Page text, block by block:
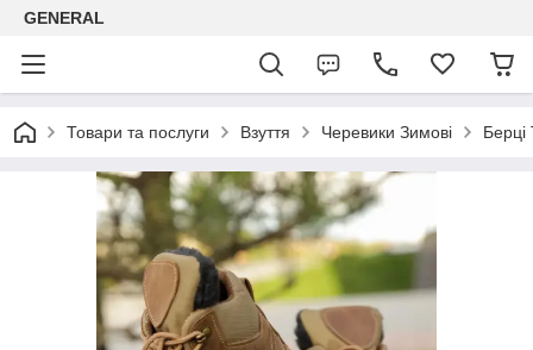
GENERAL
Товари та послуги Взуття Черевики Зимові Берці